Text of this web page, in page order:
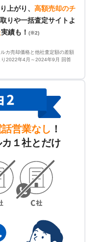
上がり、 高額売却のチ
りや一括査定サイトよ
実績も！ (※2)
カ売却価格と他社査定額の差額
2022年4月～2024年9月 回答
話営業なし ！
１社とだけ